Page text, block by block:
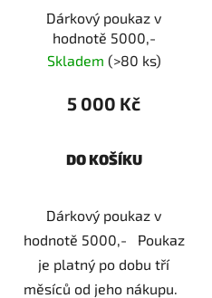
Dárkový poukaz v
hodnotě 5000,-
Skladem (>80 ks)
5 000 Kč
DO KOŠÍKU
Dárkový poukaz v
hodnotě 5000,- Poukaz
je platný po dobu tří
měsíců od jeho nákupu.